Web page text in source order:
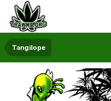
Tangilope